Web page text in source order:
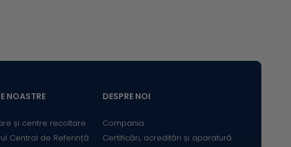
NOASTRE
și centre recoltare
Central de Referință
DESPRE NOI
Compania
Certificări, acreditări și aparatură